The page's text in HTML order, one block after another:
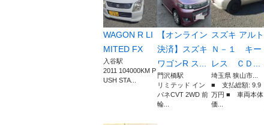
WAGON R LI
MITED FX
入谷駅
2011 104000KM P
USH STA...
【オンライン
決済】スズキ
ワゴンR ス...
門沢橋駅
リミテッド イン
パネCVT 2WD 前
輪...
スズキ アルト
Ｎ－１ キー
レス ＣＤ...
埼玉県 狭山市...
■ 支払総額: 9.9
万円 ■ 車両本体
価...